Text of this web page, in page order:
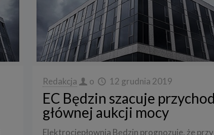
Redakcja o 12 grudnia 2019
EC Będzin szacuje
głównej aukcji mocy
Elektrociepłownia Będzin prognozuje, że